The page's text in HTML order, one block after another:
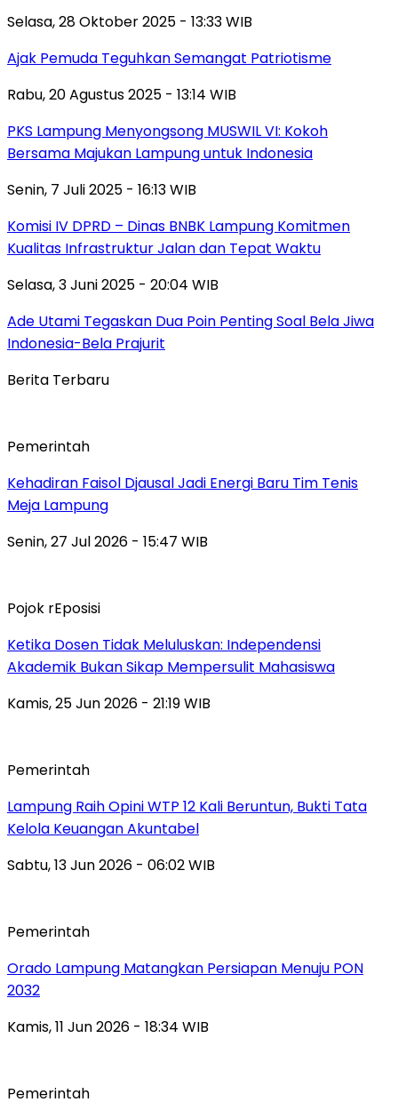
Selasa, 28 Oktober 2025 - 13:33 WIB
Ajak Pemuda Teguhkan Semangat Patriotisme
Rabu, 20 Agustus 2025 - 13:14 WIB
PKS Lampung Menyongsong MUSWIL VI: Kokoh
Bersama Majukan Lampung untuk Indonesia
Senin, 7 Juli 2025 - 16:13 WIB
Komisi IV DPRD – Dinas BNBK Lampung Komitmen
Kualitas Infrastruktur Jalan dan Tepat Waktu
Selasa, 3 Juni 2025 - 20:04 WIB
Ade Utami Tegaskan Dua Poin Penting Soal Bela Jiwa
Indonesia-Bela Prajurit
Berita Terbaru
Pemerintah
Kehadiran Faisol Djausal Jadi Energi Baru Tim Tenis
Meja Lampung
Senin, 27 Jul 2026 - 15:47 WIB
Pojok rEposisi
Ketika Dosen Tidak Meluluskan: Independensi
Akademik Bukan Sikap Mempersulit Mahasiswa
Kamis, 25 Jun 2026 - 21:19 WIB
Pemerintah
Lampung Raih Opini WTP 12 Kali Beruntun, Bukti Tata
Kelola Keuangan Akuntabel
Sabtu, 13 Jun 2026 - 06:02 WIB
Pemerintah
Orado Lampung Matangkan Persiapan Menuju PON
2032
Kamis, 11 Jun 2026 - 18:34 WIB
Pemerintah